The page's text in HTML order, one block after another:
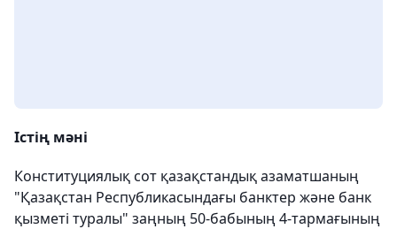
Істің мәні
Конституциялық сот қазақстандық азаматшаның
"Қазақстан Республикасындағы банктер және банк
қызметі туралы" заңның 50-бабының 4-тармағының